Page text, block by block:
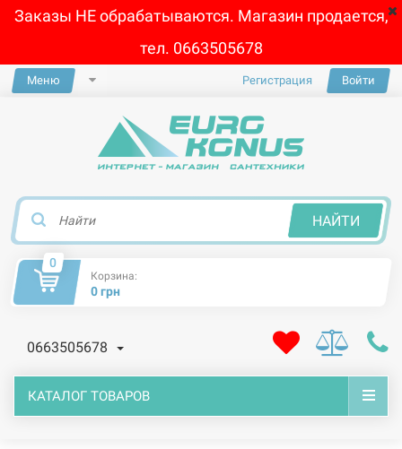
Заказы НЕ обрабатываются. Магазин продается,
тел. 0663505678
Меню Регистрация Войти
НАЙТИ
0
Корзина:
0 грн
0663505678
КАТАЛОГ ТОВАРОВ